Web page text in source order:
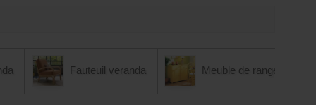
Fauteuil veranda Meuble de rangement